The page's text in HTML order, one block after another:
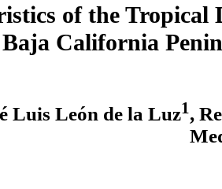
of the Tropical
California
Luis León de la Luz1,